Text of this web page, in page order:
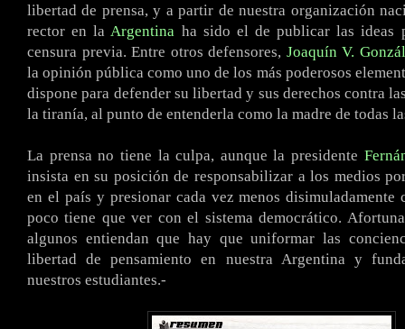
libertad de prensa, y a partir de nuestra organización
rector en laArgentina ha sido el de publicar las ideas
censura previa. Entre otros defensores, Joaquín V.
la opinión pública como uno de los más poderosos
dispone para defender su libertad y sus derechos contra
la tiranía, al punto de entenderla como la madre de todas
La prensa no tiene la culpa, aunque la presidente
insista en su posición de responsabilizar a los medios
en el país y presionar cada vez menos disimuladamente
poco tiene que ver con el sistema democrático.
algunos entiendan que hay que uniformar las
libertad de pensamiento en nuestra Argentina y
nuestros estudiantes.-